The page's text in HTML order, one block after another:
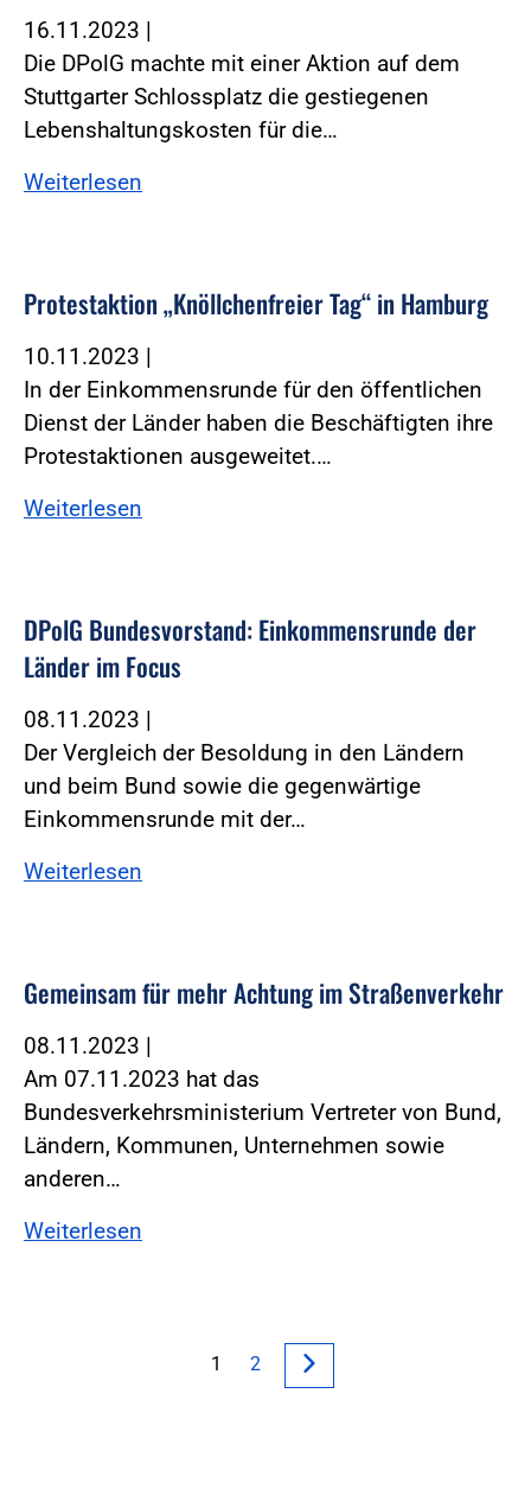
16.11.2023 |
Die DPolG machte mit einer Aktion auf dem
Stuttgarter Schlossplatz die gestiegenen
Lebenshaltungskosten für die…
Weiterlesen
Protestaktion „Knöllchenfreier Tag“ in Hamburg
10.11.2023 |
In der Einkommensrunde für den öffentlichen
Dienst der Länder haben die Beschäftigten ihre
Protestaktionen ausgeweitet.…
Weiterlesen
DPolG Bundesvorstand: Einkommensrunde der
Länder im Focus
08.11.2023 |
Der Vergleich der Besoldung in den Ländern
und beim Bund sowie die gegenwärtige
Einkommensrunde mit der…
Weiterlesen
Gemeinsam für mehr Achtung im Straßenverkehr
08.11.2023 |
Am 07.11.2023 hat das
Bundesverkehrsministerium Vertreter von Bund,
Ländern, Kommunen, Unternehmen sowie
anderen…
Weiterlesen
1 2